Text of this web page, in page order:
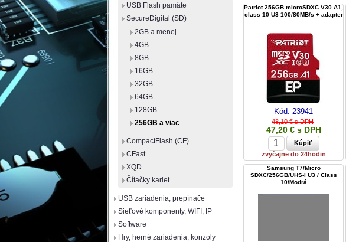
USB Flash pamäte
SecureDigital (SD)
2GB a menej
4GB
8GB
16GB
32GB
64GB
128GB
256GB a viac
CompactFlash (CF)
CFast
XQD
Čítačky kariet
USB zariadenia, prepínače
Sieťové komponenty, WIFI, IP
Software
Hry, herné zariadenia, konzoly
Patriot 256GB microSDXC V30 A1,
class 10 U3 100/80MB/s + adapter
Kód: 23941
48,10 € s DPH
47,20 € s DPH
zvyčajne do 24hodin
Samsung T7/Micro
SDXC/256GB/UHS-I U3 / Class
10/Modrá